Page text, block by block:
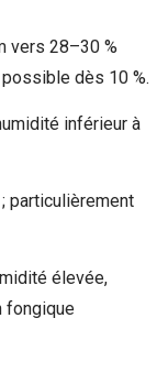
vers 28–30 %
dès 10 %.
inférieur à
particulièrement
élevée,
fongique